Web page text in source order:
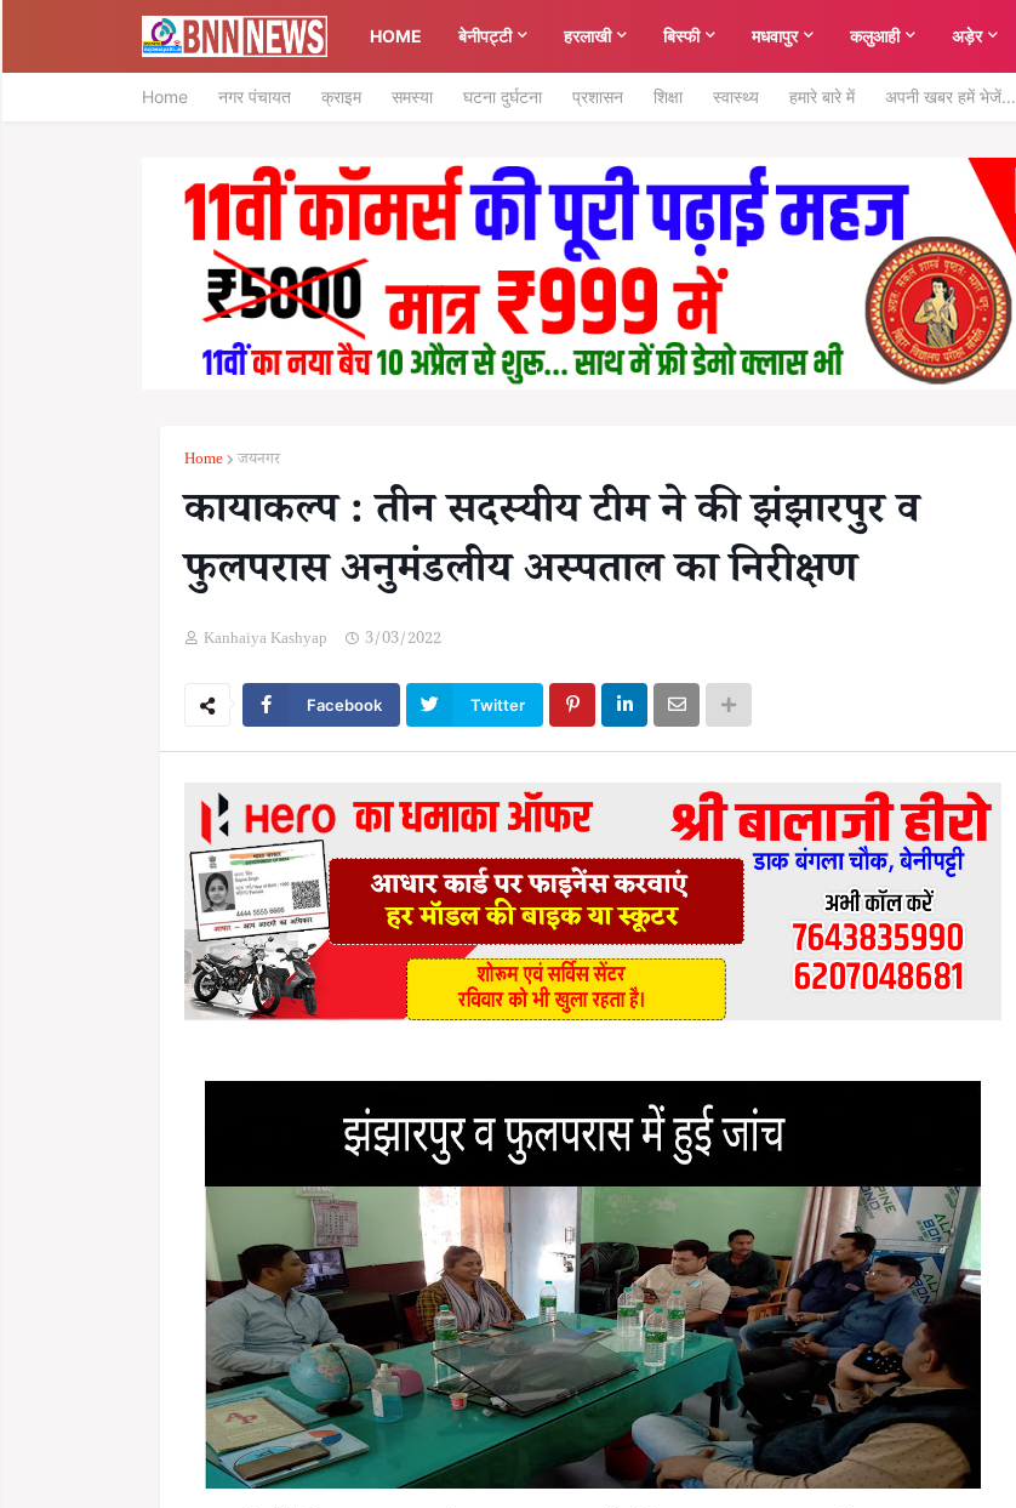
HOME बेनीपट्टी हरलाखी बिस्फी मधवापुर कलुआही अड़ेर
Home नगर पंचायत क्राइम समस्या घटना दुर्घटना प्रशासन शिक्षा स्वास्थ्य हमारे बारे में अपनी खबर हमें भेजें...
Home जयनगर
कायाकल्प : तीन सदस्यीय टीम ने की झंझारपुर व
फुलपरास अनुमंडलीय अस्पताल का निरीक्षण
Kanhaiya Kashyap 3/03/2022
Facebook Twitter